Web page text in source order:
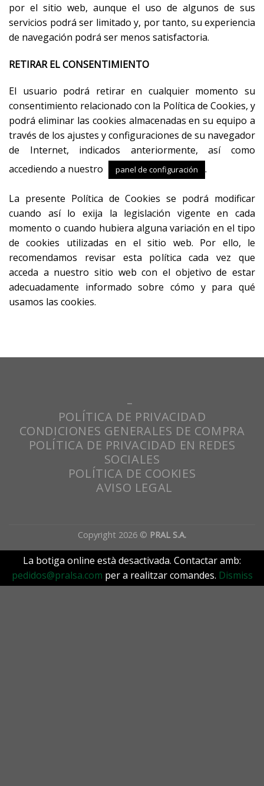
por el sitio web, aunque el uso de algunos de sus
servicios podrá ser limitado y, por tanto, su experiencia
de navegación podrá ser menos satisfactoria.
RETIRAR EL CONSENTIMIENTO
El usuario podrá retirar en cualquier momento su
consentimiento relacionado con la Política de Cookies, y
podrá eliminar las cookies almacenadas en su equipo a
través de los ajustes y configuraciones de su navegador
de Internet, indicados anteriormente, así como
accediendo a nuestro
panel de configuración .
La presente Política de Cookies se podrá modificar
cuando así lo exija la legislación vigente en cada
momento o cuando hubiera alguna variación en el tipo
de cookies utilizadas en el sitio web. Por ello, le
recomendamos revisar esta política cada vez que
acceda a nuestro sitio web con el objetivo de estar
adecuadamente informado sobre cómo y para qué
usamos las cookies.
–
POLÍTICA DE PRIVACIDAD
CONDICIONES GENERALES DE COMPRA
POLÍTICA DE PRIVACIDAD EN REDES
SOCIALES
POLÍTICA DE COOKIES
AVISO LEGAL
Copyright 2026 © PRAL S.A.
La botiga online està desactivada. Contactar amb:
pedidos@pralsa.com per a realitzar comandes. Dismiss